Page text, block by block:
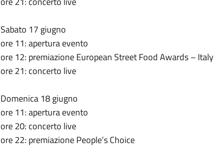
Sabato 17 giugno
ore 11: apertura evento
ore 12: premiazione European Street Food Awards – Italy
ore 21: concerto live
Domenica 18 giugno
ore 11: apertura evento
ore 20: concerto live
ore 22: premiazione People’s Choice